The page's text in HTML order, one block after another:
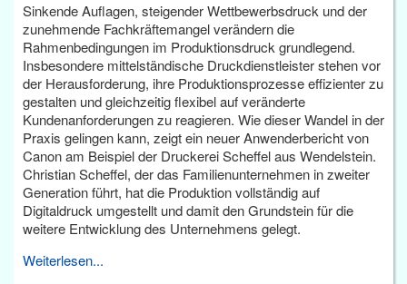
Sinkende Auflagen, steigender Wettbewerbsdruck und der
zunehmende Fachkräftemangel verändern die
Rahmenbedingungen im Produktionsdruck grundlegend.
Insbesondere mittelständische Druckdienstleister stehen vor
der Herausforderung, ihre Produktionsprozesse effizienter zu
gestalten und gleichzeitig flexibel auf veränderte
Kundenanforderungen zu reagieren. Wie dieser Wandel in der
Praxis gelingen kann, zeigt ein neuer Anwenderbericht von
Canon am Beispiel der Druckerei Scheffel aus Wendelstein.
Christian Scheffel, der das Familienunternehmen in zweiter
Generation führt, hat die Produktion vollständig auf
Digitaldruck umgestellt und damit den Grundstein für die
weitere Entwicklung des Unternehmens gelegt.
Weiterlesen...